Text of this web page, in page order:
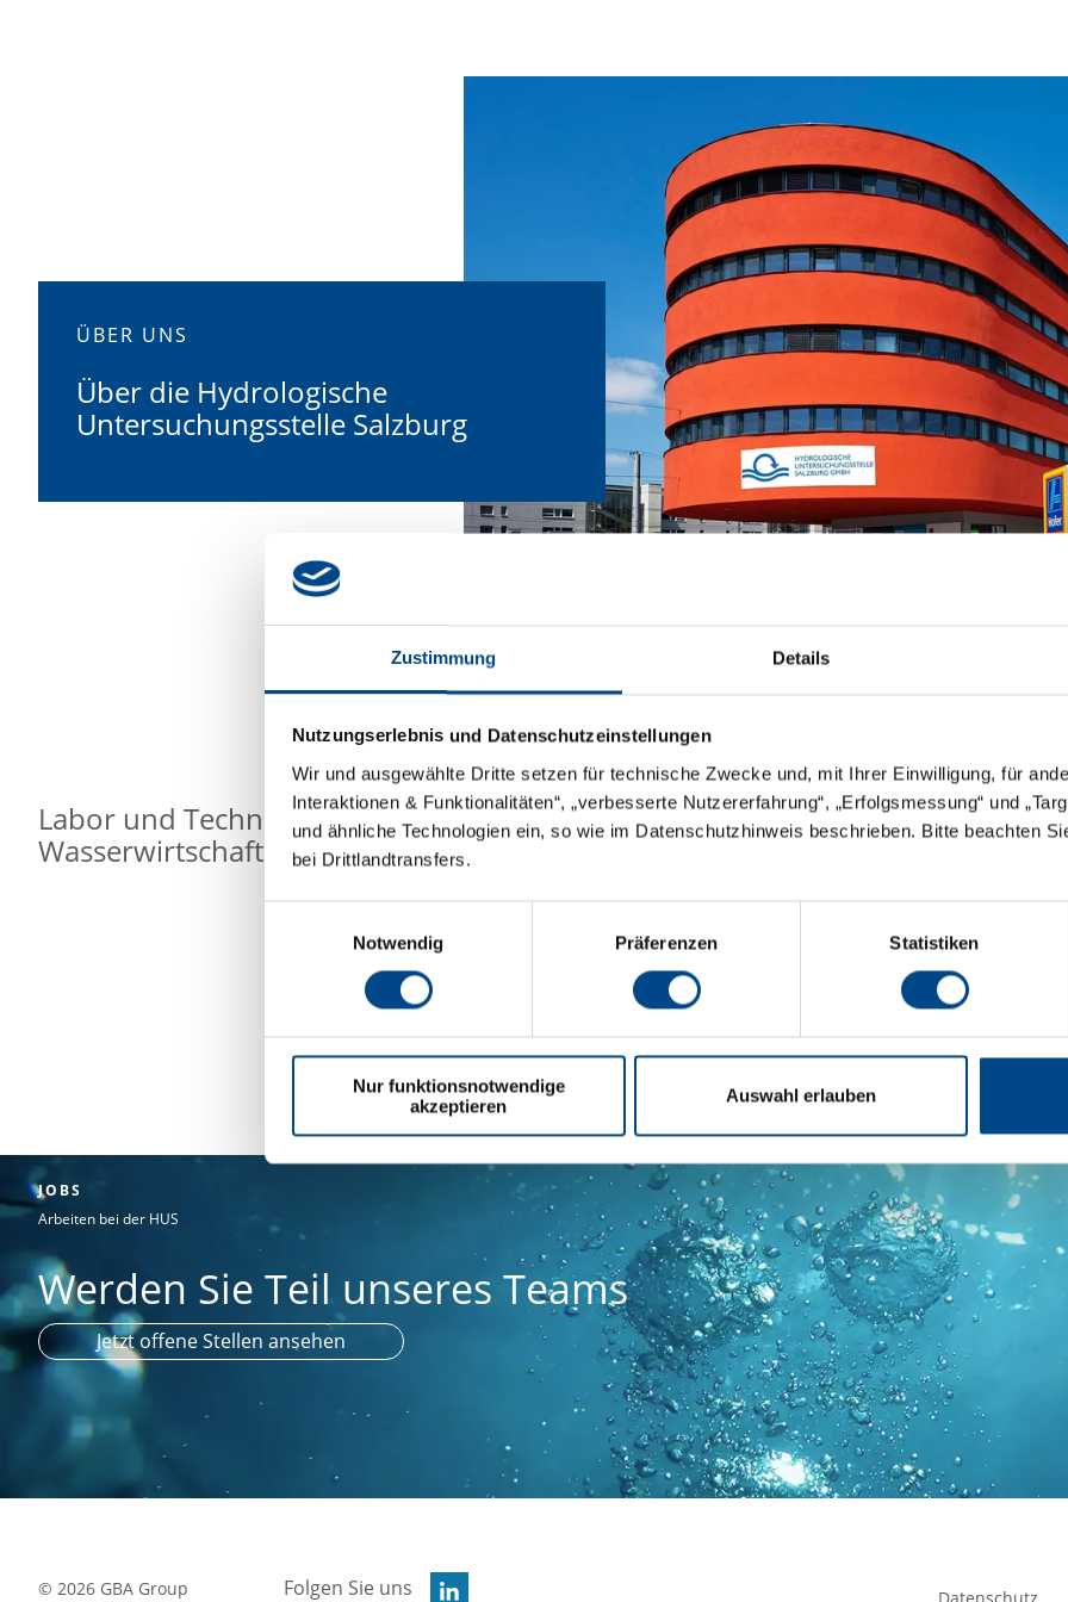
Zustimmung Details
Nutzungserlebnis und Datenschutzeinstellungen
Wir und ausgewählte Dritte setzen für technische Zwecke und, mit Ihrer Einwilligung, für
Interaktionen & Funktionalitäten“, „verbesserte Nutzererfahrung“, „Erfolgsmessung“ und
und ähnliche Technologien ein, so wie im Datenschutzhinweis beschrieben. Bitte beachten
bei Drittlandtransfers.
Notwendig
Präferenzen Statistiken
Nur funktionsnotwendige
akzeptieren
Auswahl erlauben
ÜBER UNS
Über die Hydrologische
Untersuchungsstelle Salzburg
Labor und Technisches Büro für Kulturtechnik und
Wasserwirtschaft
Seit 1974 gibt es die
sind die Spezialisten für
Ingenieurleistungen der
unterschiedlichsten Projekten.
wichtigen Beitrag zur
hochspezialisierte Experten
im Team auch komplexe Fragen
JOBS
Arbeiten bei der HUS
Werden Sie Teil unseres Teams
Jetzt offene Stellen ansehen
© 2026 GBA Group Folgen Sie uns